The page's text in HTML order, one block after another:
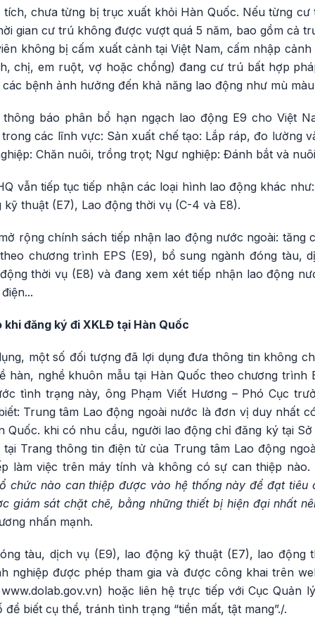
chưa từng bị trục xuất khỏi Hàn Quốc. Nếu từng cư
gian cư trú không được vượt quá 5 năm, bao gồm cả
không bị cấm xuất cảnh tại Việt Nam, cấm nhập
chị, em ruột, vợ hoặc chồng) đang cư trú bất hợp
bệnh ảnh hưởng đến khả năng lao động như mù
báo phân bổ hạn ngạch lao động E9 cho Việt
các lĩnh vực: Sản xuất chế tạo: Lắp ráp, đo lường
Chăn nuôi, trồng trọt; Ngư nghiệp: Đánh bắt và
vẫn tiếp tục tiếp nhận các loại hình lao động khác
kỹ thuật (E7), Lao động thời vụ (C-4 và E8).
rộng chính sách tiếp nhận lao động nước ngoài: tăng
chương trình EPS (E9), bổ sung ngành đóng tàu,
thời vụ (E8) và đang xem xét tiếp nhận lao động
đăng ký đi XKLĐ tại Hàn Quốc
một số đối tượng đã lợi dụng đưa thông tin không
hàn, nghề khuôn mẫu tại Hàn Quốc theo chương trình
tình trạng này, ông Phạm Viết Hương – Phó Cục
Trung tâm Lao động ngoài nước là đơn vị duy nhất
Quốc. khi có nhu cầu, người lao động chỉ đăng ký tại
Trang thông tin điện tử của Trung tâm Lao động
làm việc trên máy tính và không có sự can thiệp nào.
chức nào can thiệp được vào hệ thống này để đạt tiêu
giám sát chặt chẽ, bằng những thiết bị hiện đại nhất
nhấn mạnh.
tàu, dịch vụ (E9), lao động kỹ thuật (E7), lao động
nghiệp được phép tham gia và được công khai trên
hoặc liên hệ trực tiếp với Cục Quản
biết cụ thể, tránh tình trạng “tiền mất, tật mang”./.